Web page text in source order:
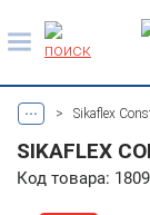
... > Sikaflex
SIKAFLEX
Код товара: 1809